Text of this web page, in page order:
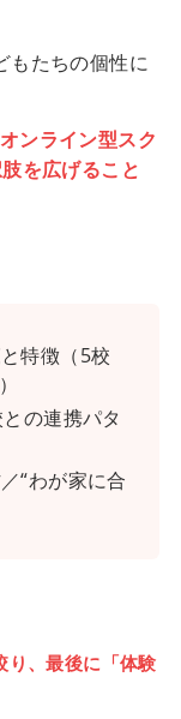
もたちの個性に
ンライン型スク
を広げること
特徴（5校
の連携パタ
“わが家に合
り、最後に「体験